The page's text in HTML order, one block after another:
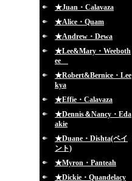
★Juan・Calavaza
★Alice・Quam
★Andrew・Dewa
★Lee&Mary・Weeboth
ee
★Robert&Bernice・Lee
kya
★Effie・Calavaza
★Dennis＆Nancy・Eda
akie
★Duane・Dishta(ペイ
ント)
★Myron・Panteah
★Dickie・Quandelacy